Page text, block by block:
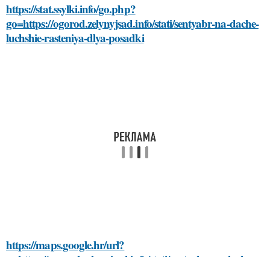
https://stat.ssylki.info/go.php?
go=https://ogorod.zelynyjsad.info/stati/sentyabr-na-dache-
luchshie-rasteniya-dlya-posadki
https://maps.google.hr/url?